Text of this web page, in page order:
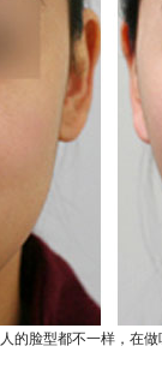
脸型都不一样，在做